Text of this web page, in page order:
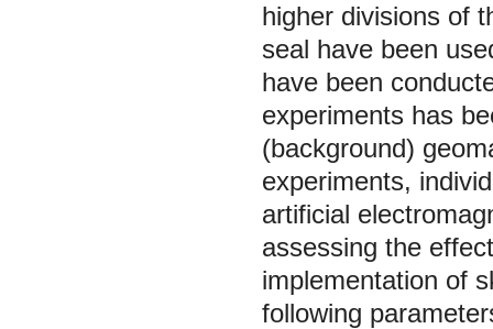
higher divisions of
seal have been
have been
experiments has
(background)
experiments,
artificial
assessing the
implementation of
following